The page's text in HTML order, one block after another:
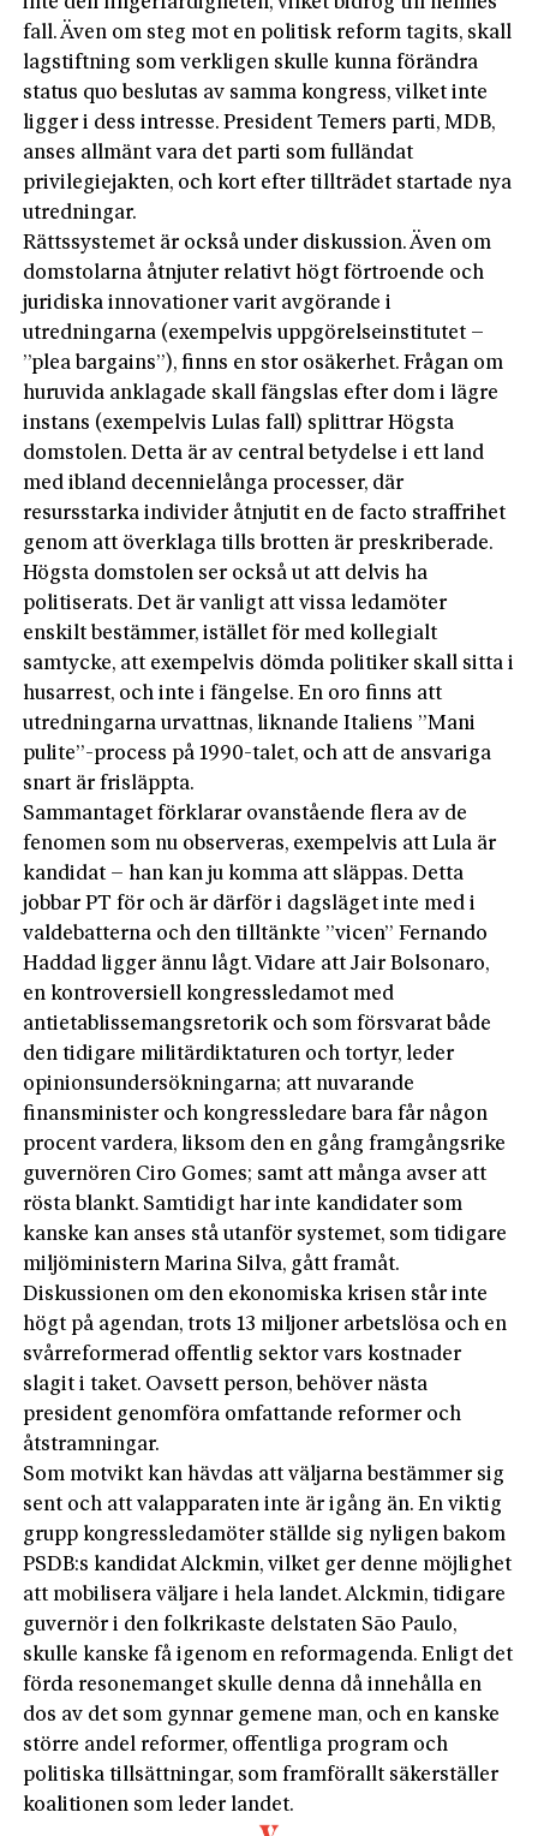
fall. Även om steg mot en politisk reform tagits, skall
lagstiftning som verkligen skulle kunna förändra
status quo beslutas av samma kongress, vilket inte
ligger i dess intresse. President Temers parti, MDB,
anses allmänt vara det parti som fulländat
privilegiejakten, och kort efter tillträdet startade nya
utredningar.
Rättssystemet är också under diskussion. Även om
domstolarna åtnjuter relativt högt förtroende och
juridiska innovationer varit avgörande i
utredningarna (exempelvis uppgörelseinstitutet –
”plea bargains”), finns en stor osäkerhet. Frågan om
huruvida anklagade skall fängslas efter dom i lägre
instans (exempelvis Lulas fall) splittrar Högsta
domstolen. Detta är av central betydelse i ett land
med ibland decennielånga processer, där
resursstarka individer åtnjutit en de facto straffrihet
genom att överklaga tills brotten är preskriberade.
Högsta domstolen ser också ut att delvis ha
politiserats. Det är vanligt att vissa ledamöter
enskilt bestämmer, istället för med kollegialt
samtycke, att exempelvis dömda politiker skall sitta i
husarrest, och inte i fängelse. En oro finns att
utredningarna urvattnas, liknande Italiens ”Mani
pulite”-process på 1990-talet, och att de ansvariga
snart är frisläppta.
Sammantaget förklarar ovanstående flera av de
fenomen som nu observeras, exempelvis att Lula är
kandidat – han kan ju komma att släppas. Detta
jobbar PT för och är därför i dagsläget inte med i
valdebatterna och den tilltänkte ”vicen” Fernando
Haddad ligger ännu lågt. Vidare att Jair Bolsonaro,
en kontroversiell kongressledamot med
antietablissemangsretorik och som försvarat både
den tidigare militärdiktaturen och tortyr, leder
opinionsundersökningarna; att nuvarande
finansminister och kongressledare bara får någon
procent vardera, liksom den en gång framgångsrike
guvernören Ciro Gomes; samt att många avser att
rösta blankt. Samtidigt har inte kandidater som
kanske kan anses stå utanför systemet, som tidigare
miljöministern Marina Silva, gått framåt.
Diskussionen om den ekonomiska krisen står inte
högt på agendan, trots 13 miljoner arbetslösa och en
svårreformerad offentlig sektor vars kostnader
slagit i taket. Oavsett person, behöver nästa
president genomföra omfattande reformer och
åtstramningar.
Som motvikt kan hävdas att väljarna bestämmer sig
sent och att valapparaten inte är igång än. En viktig
grupp kongressledamöter ställde sig nyligen bakom
PSDB:s kandidat Alckmin, vilket ger denne möjlighet
att mobilisera väljare i hela landet. Alckmin, tidigare
guvernör i den folkrikaste delstaten São Paulo,
skulle kanske få igenom en reformagenda. Enligt det
förda resonemanget skulle denna då innehålla en
dos av det som gynnar gemene man, och en kanske
större andel reformer, offentliga program och
politiska tillsättningar, som framförallt säkerställer
koalitionen som leder landet.